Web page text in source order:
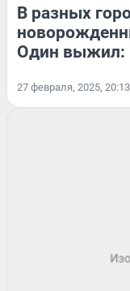
В разных
Один выжил:
27 февраля, 2025, 20:13